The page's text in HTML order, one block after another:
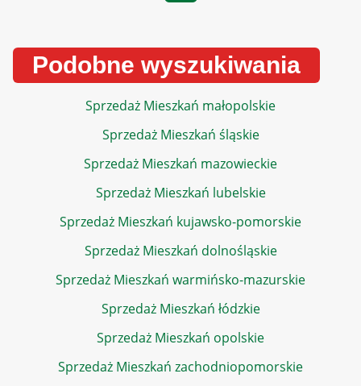
Podobne wyszukiwania
Sprzedaż Mieszkań małopolskie
Sprzedaż Mieszkań śląskie
Sprzedaż Mieszkań mazowieckie
Sprzedaż Mieszkań lubelskie
Sprzedaż Mieszkań kujawsko-pomorskie
Sprzedaż Mieszkań dolnośląskie
Sprzedaż Mieszkań warmińsko-mazurskie
Sprzedaż Mieszkań łódzkie
Sprzedaż Mieszkań opolskie
Sprzedaż Mieszkań zachodniopomorskie